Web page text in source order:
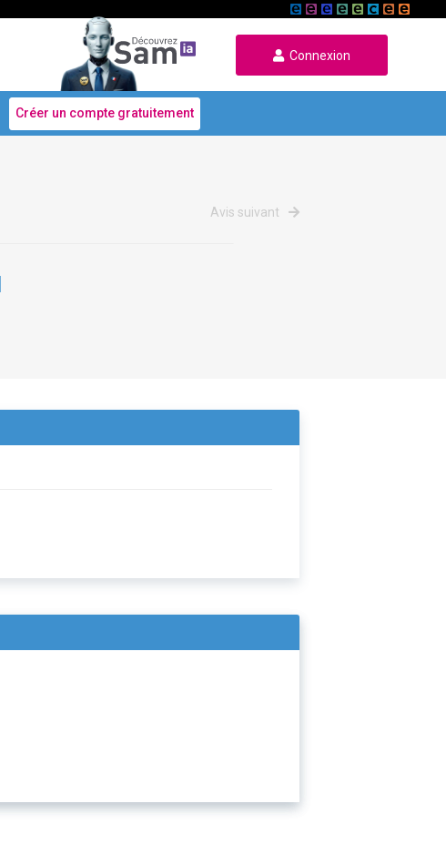
Connexion
Créer un compte gratuitement
Avis suivant